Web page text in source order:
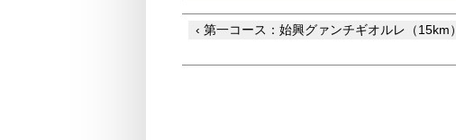
‹ 第一コース：始興グァンチギオルレ（15km）